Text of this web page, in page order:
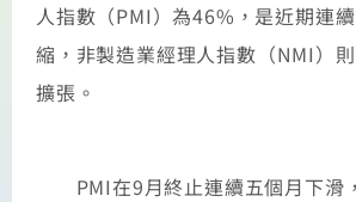
人指數（PMI）為46%，是近期連
縮，非製造業經理人指數（NMI）
擴張。
PMI在9月終止連續五個月下滑